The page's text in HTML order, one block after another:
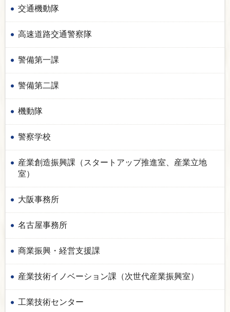
交通機動隊
高速道路交通警察隊
警備第一課
警備第二課
機動隊
警察学校
産業創造振興課（スタートアップ推進室、産業立地
室）
大阪事務所
名古屋事務所
商業振興・経営支援課
産業技術イノベーション課（次世代産業振興室）
工業技術センター